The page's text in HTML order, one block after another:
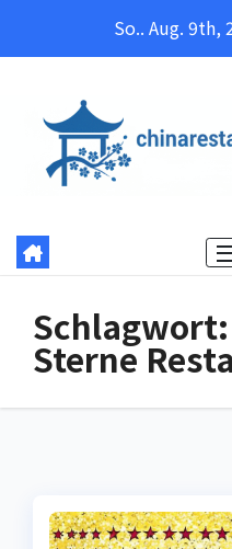
So.. Aug. 9th,
Schlagwort:
Sterne